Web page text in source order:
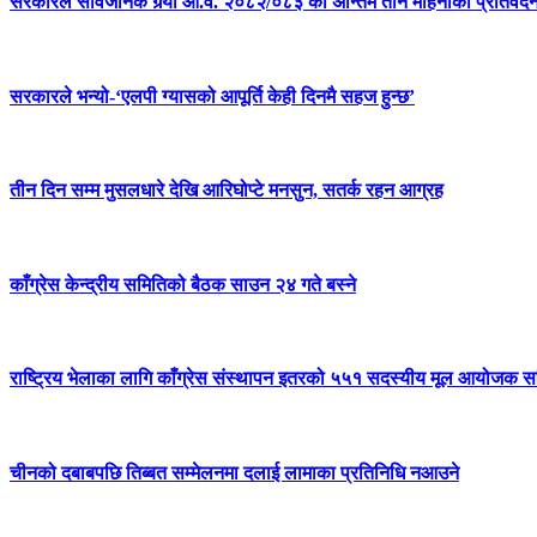
सरकारले भन्यो-‘एलपी ग्यासको आपूर्ति केही दिनमै सहज हुन्छ’
तीन दिन सम्म मुसलधारे देखि आरिघोप्टे मनसुन, सतर्क रहन आग्रह
काँग्रेस केन्द्रीय समितिको बैठक साउन २४ गते बस्ने
राष्ट्रिय भेलाका लागि काँग्रेस संस्थापन इतरको ५५१ सदस्यीय मूल आयोजक
चीनको दबाबपछि तिब्बत सम्मेलनमा दलाई लामाका प्रतिनिधि नआउने